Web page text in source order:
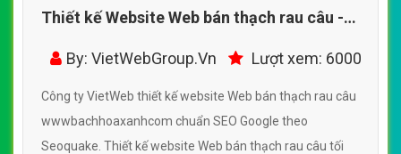
Thiết kế Website Web bán thạch rau câu -
wwwbachhoaxanhcom
By: VietWebGroup.Vn Lượt xem: 6000
Công ty VietWeb thiết kế website Web bán thạch rau câu
wwwbachhoaxanhcom chuẩn SEO Google theo
Seoquake. Thiết kế website Web bán thạch rau câu tối